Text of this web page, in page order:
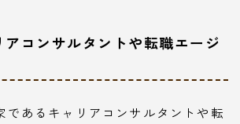
コンサルタントや転職エージ
であるキャリアコンサルタントや転